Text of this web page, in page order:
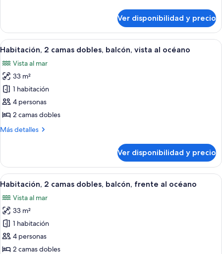
sofá
cama,
balcón,
vista
al
océano
1
cama
King
con
sofá
cama,
balcón,
vista
al
océano
Ver disponibilidad y precio
Ver
todas
las
fotos
de
Habitación,
2
dobles,
al
océano
Una habitación de hotel moderna
10
Habitación, 2 camas dobles, balcón, vista al océano
Vista al mar
33 m²
1 habitación
4 personas
2 camas dobles
Más detalles
Más
2
camas
dobles,
vista
al
océano
Ver disponibilidad y precio
Ver
todas
las
fotos
de
Habitación,
2
8
Habitación, 2 camas dobles, balcón, frente al océano
Vista al mar
33 m²
1 habitación
4 personas
2 camas dobles